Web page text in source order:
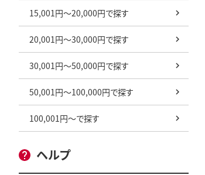
15,001円～20,000円で探す
20,001円～30,000円で探す
30,001円～50,000円で探す
50,001円～100,000円で探す
100,001円～で探す
ヘルプ